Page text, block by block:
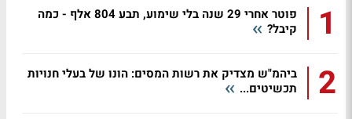
1
פוטר אחרי 29 שנה בלי שימוע, תבע 804 אלף - כמה
קיבל?
2
ביהמ"ש מצדיק את רשות המסים: הונו של בעלי חנויות
תכשיטים...